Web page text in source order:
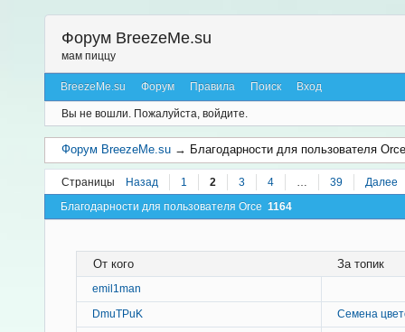
Форум BreezeMe.su
мам пиццу
BreezeMe.su Форум Правила Поиск Вход
Вы не вошли. Пожалуйста, войдите.
Форум BreezeMe.su → Благодарности для пользователя
Страницы Назад 1 2 3 4 39
Далее
Благодарности для пользователя Orce 1164
От кого За топик
emil1man
DmuTPuK
Семена